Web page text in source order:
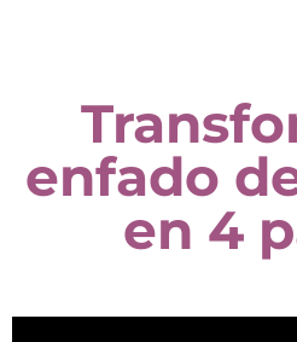
enfado
en 4